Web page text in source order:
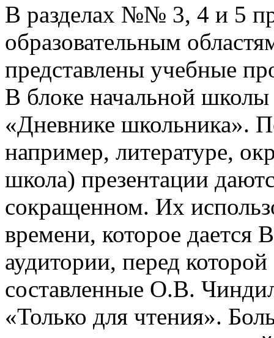
В разделах №№ 3, 4 и 5
образовательным
представлены учебные
В блоке начальной
«Дневнике школьника».
например, литературе,
школа) презентации
сокращенном. Их
времени, которое дается
аудитории, перед
составленные О.В.
«Только для чтения».